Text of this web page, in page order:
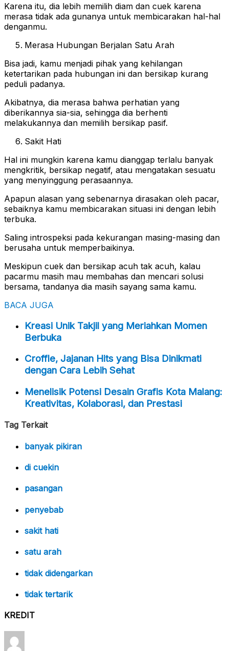
Karena itu, dia lebih memilih diam dan cuek karena
merasa tidak ada gunanya untuk membicarakan hal-hal
denganmu.
Merasa Hubungan Berjalan Satu Arah
Bisa jadi, kamu menjadi pihak yang kehilangan
ketertarikan pada hubungan ini dan bersikap kurang
peduli padanya.
Akibatnya, dia merasa bahwa perhatian yang
diberikannya sia-sia, sehingga dia berhenti
melakukannya dan memilih bersikap pasif.
Sakit Hati
Hal ini mungkin karena kamu dianggap terlalu banyak
mengkritik, bersikap negatif, atau mengatakan sesuatu
yang menyinggung perasaannya.
Apapun alasan yang sebenarnya dirasakan oleh pacar,
sebaiknya kamu membicarakan situasi ini dengan lebih
terbuka.
Saling introspeksi pada kekurangan masing-masing dan
berusaha untuk memperbaikinya.
Meskipun cuek dan bersikap acuh tak acuh, kalau
pacarmu masih mau membahas dan mencari solusi
bersama, tandanya dia masih sayang sama kamu.
BACA JUGA
Kreasi Unik Takjil yang Meriahkan Momen
Berbuka
Croffle, Jajanan Hits yang Bisa Dinikmati
dengan Cara Lebih Sehat
Menelisik Potensi Desain Grafis Kota Malang:
Kreativitas, Kolaborasi, dan Prestasi
Tag Terkait
banyak pikiran
di cuekin
pasangan
penyebab
sakit hati
satu arah
tidak didengarkan
tidak tertarik
KREDIT